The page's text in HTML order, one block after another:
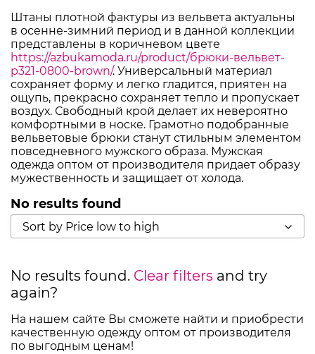
Штаны плотной фактуры из вельвета актуальны
в осенне-зимний период и в данной коллекции
представлены в коричневом цвете
https://azbukamoda.ru/product/брюки-вельвет-
р321-0800-brown/. Универсальный материал
сохраняет форму и легко гладится, приятен на
ощупь, прекрасно сохраняет тепло и пропускает
воздух. Свободный крой делает их невероятно
комфортными в носке. Грамотно подобранные
вельветовые брюки станут стильным элементом
повседневного мужского образа. Мужская
одежда оптом от производителя придает образу
мужественность и защищает от холода.
No results found
Sort by Price low to high
No results found. Clear filters and try
again?
На нашем сайте Вы сможете найти и приобрести
качественную одежду оптом от производителя
по выгодным ценам!